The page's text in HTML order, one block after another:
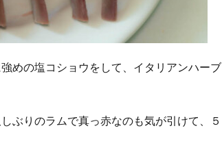
めの塩コショウをして、イタリアンハーブ
ぶりのラムで真っ赤なのも気が引けて、５